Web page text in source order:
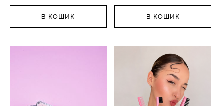
В КОШИК В КОШИК